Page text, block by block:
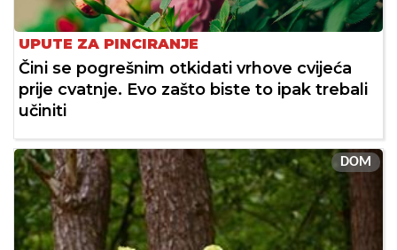
UPUTE ZA PINCIRANJE
Čini se pogrešnim otkidati vrhove cvijeća
prije cvatnje. Evo zašto biste to ipak trebali
učiniti
DOM